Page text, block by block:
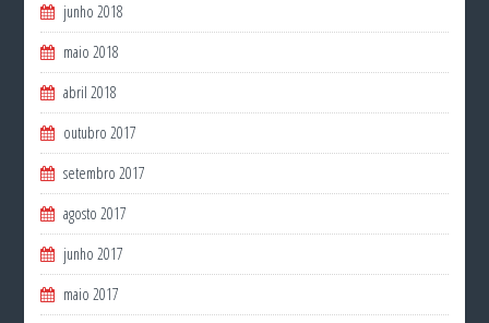
junho 2018
maio 2018
abril 2018
outubro 2017
setembro 2017
agosto 2017
junho 2017
maio 2017